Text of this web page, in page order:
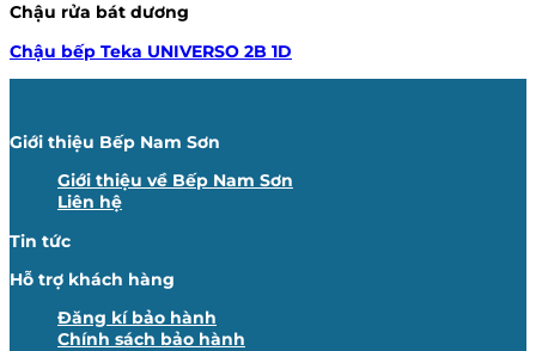
Chậu rửa bát dương
Chậu bếp Teka UNIVERSO 2B 1D
Giới thiệu Bếp Nam Sơn
Giới thiệu về Bếp Nam Sơn
Liên hệ
Tin tức
Hỗ trợ khách hàng
Đăng kí bảo hành
Chính sách bảo hành